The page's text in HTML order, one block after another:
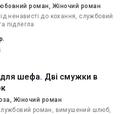
роман, Жіночий роман
ненависті до кохання, службовий
підлегла
шефа. Дві смужки в
Жіночий роман
роман, вимушений шлюб,